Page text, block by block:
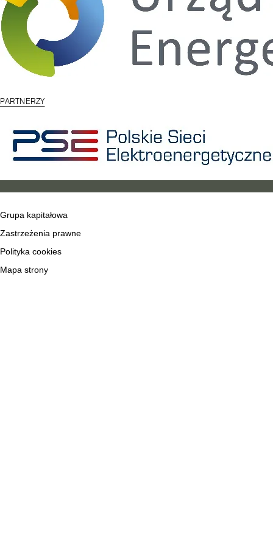
PARTNERZY
Grupa kapitałowa
Zastrzeżenia prawne
Polityka cookies
Mapa strony